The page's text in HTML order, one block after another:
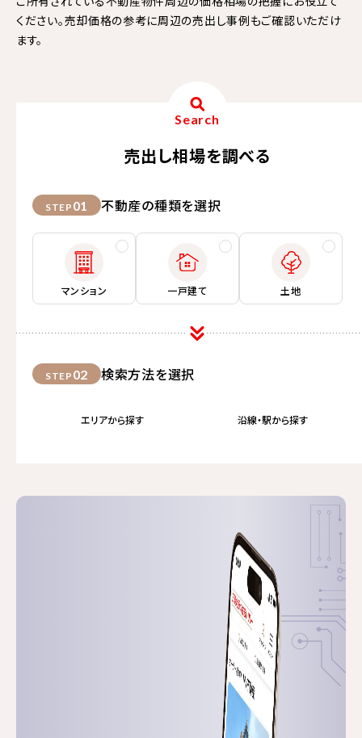
ください。売却価格の参考に周辺の売出し事例もご確認いただけ
ます。
Search
売出し相場を調べる
STEP 01 不動産の種類を選択
マンション 一戸建て 土地
STEP 02 検索方法を選択
エリアから探す 沿線・駅から探す